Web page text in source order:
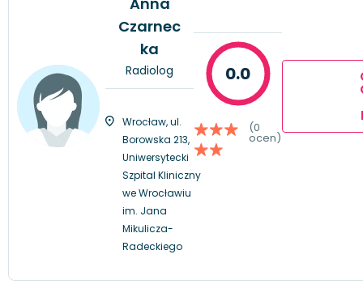
Czarnec
ka
Radiolog
Wrocław, ul.
Borowska 213,
Uniwersytecki
Szpital Kliniczny
we Wrocławiu
im. Jana
Mikulicza-
Radeckiego
0.0
(0
ocen)